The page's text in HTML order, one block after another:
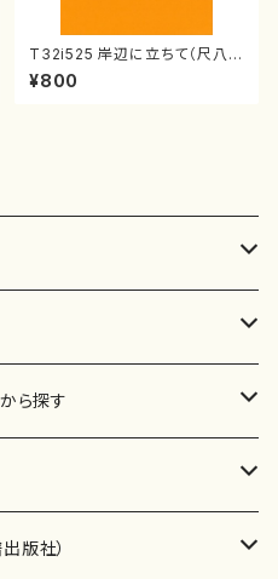
T32i525 岸辺に立ちて（尺八/
初代 中村双葉/楽譜）都山流公
刊楽譜曲番:2234
¥800
ら探す
版社）